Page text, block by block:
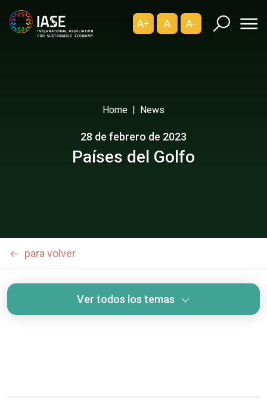
A+ A A-
Home News
28 de febrero de 2023
Países del Golfo
para volver
Ver todos los temas